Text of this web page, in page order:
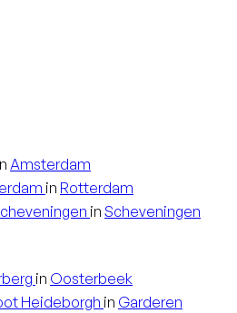
Amsterdam
in Rotterdam
in Scheveningen
in Oosterbeek
Heideborgh in Garderen